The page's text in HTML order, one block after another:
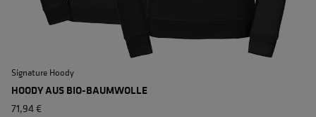
Signature Hoody
HOODY AUS BIO-BAUMWOLLE
71,94 €